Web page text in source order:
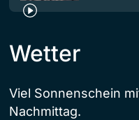
Wetter
Viel Sonnenschein
Nachmittag.